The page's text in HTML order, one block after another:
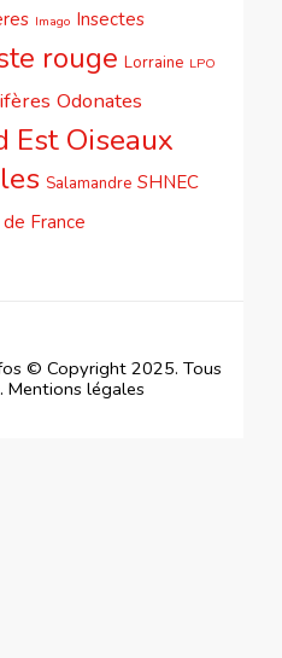
Imago Insectes
rouge Lorraine LPO
Odonates
Est Oiseaux
Salamandre SHNEC
France
© Copyright 2025. Tous
Mentions légales